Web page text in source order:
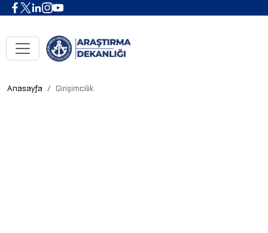
Anasayfa Girişimcilik